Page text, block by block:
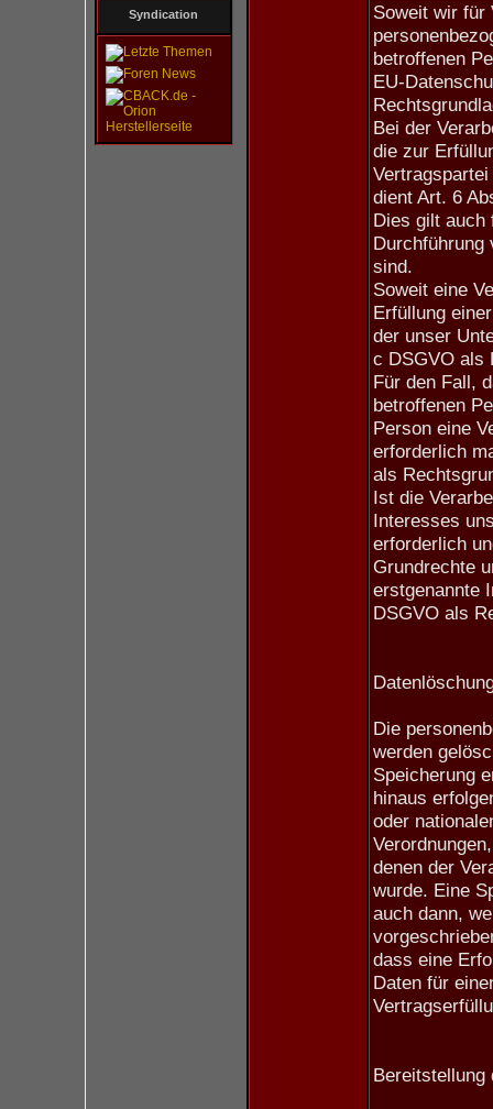
Syndication
Soweit wir für
betroffenen
EU-
Bei der
die zur
dient Art. 6
Dies gilt auch
Durchführung
sind.
Soweit eine
Erfüllung
der unser
c DSGVO als
Für den Fall,
betroffenen
Person eine
erforderlich
als
Ist die
Interesses
erforderlich
Grundrechte
erstgenannte
DSGVO als
Die
werden
Speicherung
hinaus
oder
denen der
wurde. Eine
auch dann,
dass eine
Daten für
Bereitstellung